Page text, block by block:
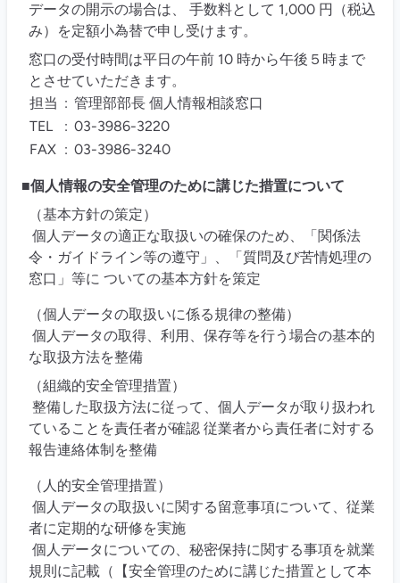
データの開示の場合は、 手数料として 1,000 円（税込
み）を定額小為替で申し受けます。
窓口の受付時間は平日の午前 10 時から午後５時まで
とさせていただきます。
担当 : 管理部部長 個人情報相談窓口
TEL
: 03-3986-3220
FAX : 03-3986-3240
■個人情報の安全管理のために講じた措置について
（基本方針の策定）
個人データの適正な取扱いの確保のため、「関係法
令・ガイドライン等の遵守」、「質問及び苦情処理の
窓口」等に ついての基本方針を策定
（個人データの取扱いに係る規律の整備）
個人データの取得、利用、保存等を行う場合の基本的
な取扱方法を整備
（組織的安全管理措置）
整備した取扱方法に従って、個人データが取り扱われ
ていることを責任者が確認 従業者から責任者に対する
報告連絡体制を整備
（人的安全管理措置）
個人データの取扱いに関する留意事項について、従業
者に定期的な研修を実施
個人データについての、秘密保持に関する事項を就業
規則に記載（【安全管理のために講じた措置として本